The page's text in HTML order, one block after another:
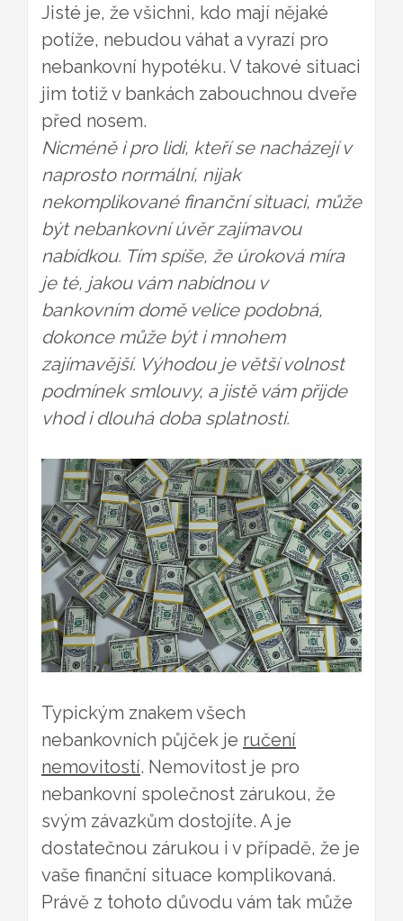
Jisté je, že všichni, kdo mají nějaké
potíže, nebudou váhat a vyrazí pro
nebankovní hypotéku. V takové situaci
jim totiž v bankách zabouchnou dveře
před nosem.
Nicméně i pro lidi, kteří se nacházejí v
naprosto normální, nijak
nekomplikované finanční situaci, může
být nebankovní úvěr zajímavou
nabídkou. Tím spíše, že úroková míra
je té, jakou vám nabídnou v
bankovním domě velice podobná,
dokonce může být i mnohem
zajímavější. Výhodou je větší volnost
podmínek smlouvy, a jistě vám přijde
vhod i dlouhá doba splatnosti.
Typickým znakem všech
nebankovních půjček je ručení
nemovitostí. Nemovitost je pro
nebankovní společnost zárukou, že
svým závazkům dostojíte. A je
dostatečnou zárukou i v případě, že je
vaše finanční situace komplikovaná.
Právě z tohoto důvodu vám tak může